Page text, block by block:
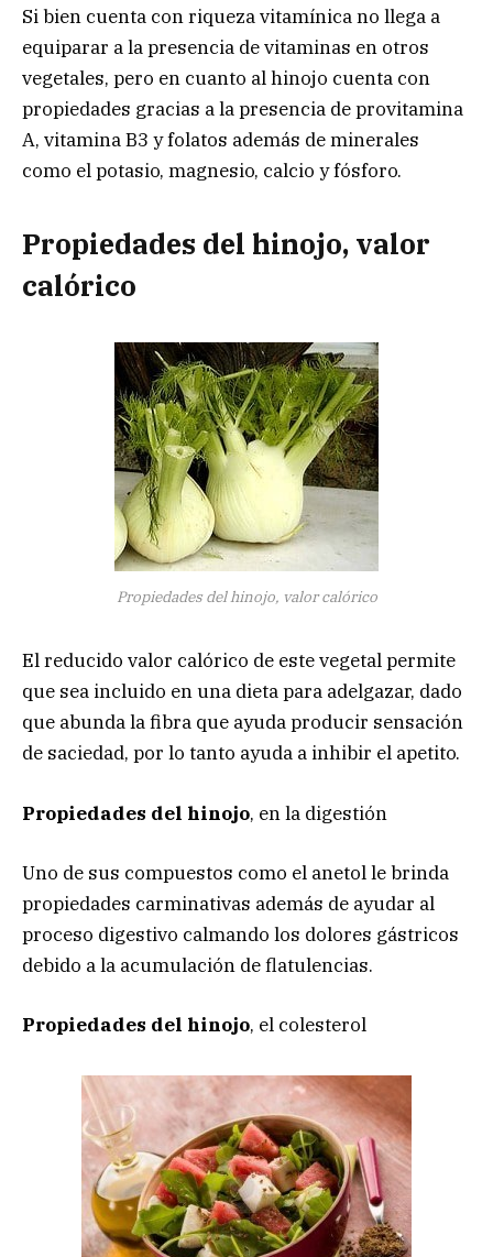
Si bien cuenta con riqueza vitamínica no llega a
equiparar a la presencia de vitaminas en otros
vegetales, pero en cuanto al hinojo cuenta con
propiedades gracias a la presencia de provitamina
A, vitamina B3 y folatos además de minerales
como el potasio, magnesio, calcio y fósforo.
Propiedades del hinojo, valor
calórico
Propiedades del hinojo, valor calórico
El reducido valor calórico de este vegetal permite
que sea incluido en una dieta para adelgazar, dado
que abunda la fibra que ayuda producir sensación
de saciedad, por lo tanto ayuda a inhibir el apetito.
Propiedades del hinojo, en la digestión
Uno de sus compuestos como el anetol le brinda
propiedades carminativas además de ayudar al
proceso digestivo calmando los dolores gástricos
debido a la acumulación de flatulencias.
Propiedades del hinojo, el colesterol